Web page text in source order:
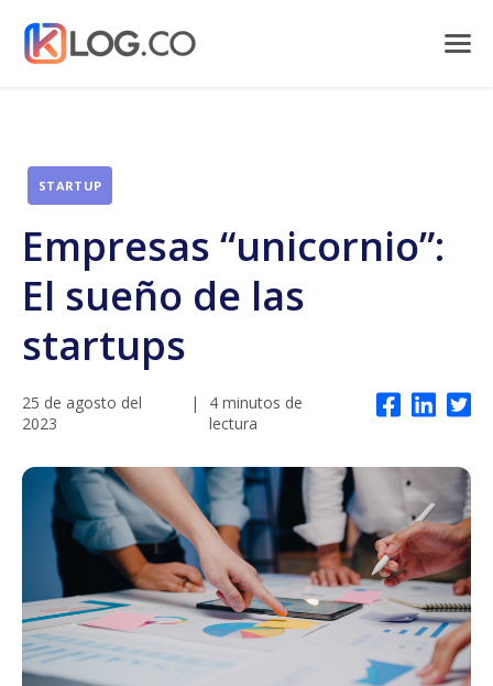
STARTUP
Empresas “unicornio”:
El sueño de las
startups
25 de agosto del
2023
|
4 minutos de
lectura